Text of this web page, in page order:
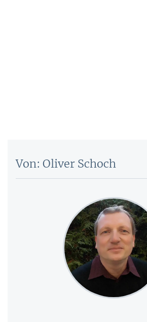
Von: Oliver Schoch